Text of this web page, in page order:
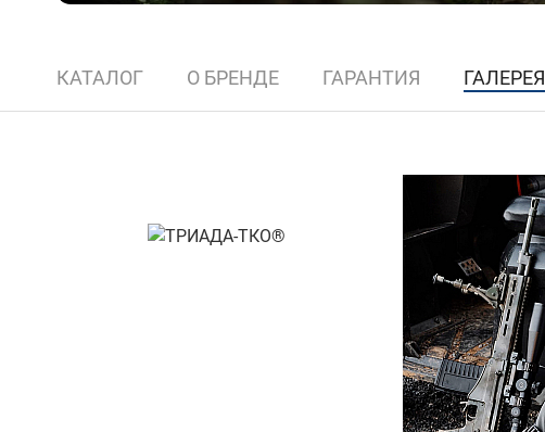
КАТАЛОГ О БРЕНДЕ ГАРАНТИЯ ГАЛЕРЕЯ